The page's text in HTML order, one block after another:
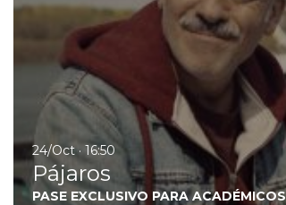
24/Oct · 16:50
Pájaros
PASE EXCLUSIVO PARA ACADÉMICOS